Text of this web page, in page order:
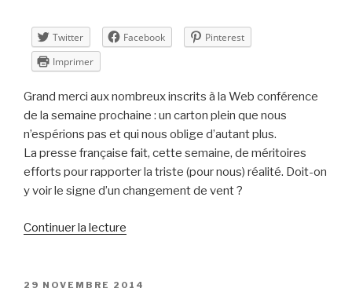
Twitter Facebook
Pinterest
Imprimer
Grand merci aux nombreux inscrits à la Web conférence
de la semaine prochaine : un carton plein que nous
n’espérions pas et qui nous oblige d’autant plus.
La presse française fait, cette semaine, de méritoires
efforts pour rapporter la triste (pour nous) réalité. Doit-on
y voir le signe d’un changement de vent ?
Continuer la lecture
presse
PUBLIÉ
29 NOVEMBRE 2014